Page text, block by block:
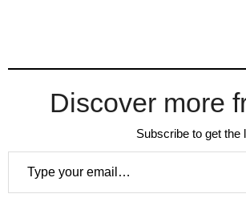
Discover more
Subscribe to get the
Type your email…